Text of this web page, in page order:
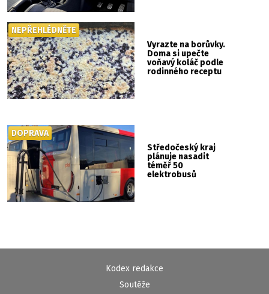
Vyrazte na borůvky.
Doma si upečte
voňavý koláč podle
rodinného receptu
NEPŘEHLÉDNĚTE
Středočeský kraj
plánuje nasadit
téměř 50
elektrobusů
DOPRAVA
Kodex redakce
Soutěže